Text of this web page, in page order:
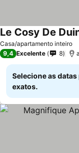
Casa/apartamento inteiro
Ver preços
9,4 Excelente 8
Selecione as
exatos.